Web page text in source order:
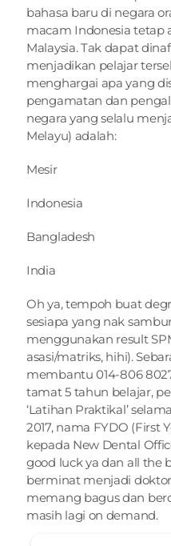
bahasa baru di negara
macam Indonesia tetap
Malaysia. Tak dapat
menjadikan pelajar
menghargai apa yang
pengamatan dan
negara yang selalu
Melayu) adalah:
Mesir
Indonesia
Bangladesh
India
Oh ya, tempoh buat
sesiapa yang nak
menggunakan result
asasi/matriks, hihi).
membantu 014-806
tamat 5 tahun belajar,
‘Latihan Praktikal’
2017, nama FYDO (First
kepada New Dental
good luck ya dan all the
berminat menjadi
memang bagus dan
masih lagi on demand.